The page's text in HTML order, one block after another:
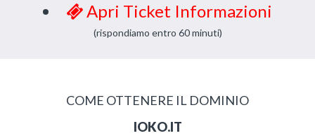
Apri Ticket Informazioni
(rispondiamo entro 60 minuti)
COME OTTENERE IL DOMINIO
IOKO.IT